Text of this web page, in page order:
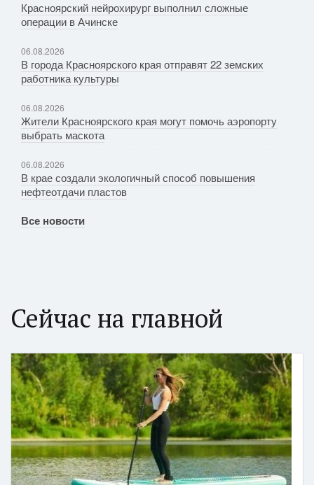
Красноярский нейрохирург выполнил сложные
операции в Ачинске
06.08.2026
В города Красноярского края отправят 22 земских
работника культуры
06.08.2026
Жители Красноярского края могут помочь аэропорту
выбрать маскота
06.08.2026
В крае создали экологичный способ повышения
нефтеотдачи пластов
Все новости
Сейчас на главной